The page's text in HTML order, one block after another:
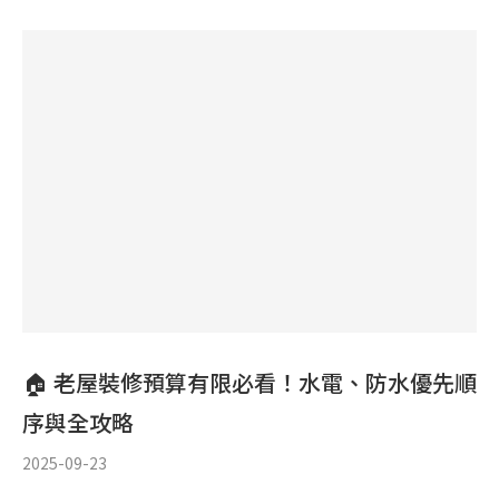
🏠 老屋裝修預算有限必看！水電、防水優先順
序與全攻略
2025-09-23